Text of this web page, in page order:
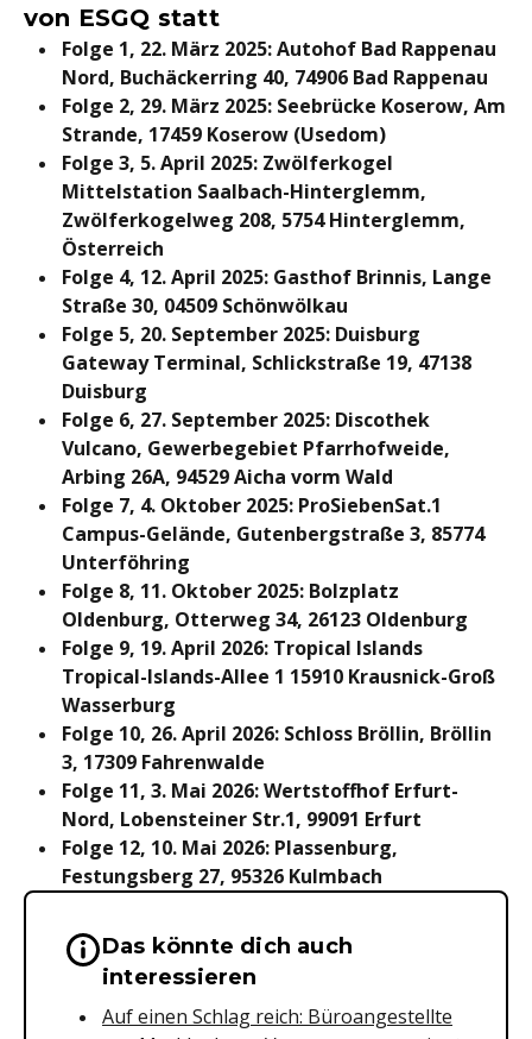
von ESGQ statt
Folge 1, 22. März 2025: Autohof Bad Rappenau
Nord, Buchäckerring 40, 74906 Bad Rappenau
Folge 2, 29. März 2025: Seebrücke Koserow, Am
Strande, 17459 Koserow (Usedom)
Folge 3, 5. April 2025: Zwölferkogel
Mittelstation Saalbach-Hinterglemm,
Zwölferkogelweg 208, 5754 Hinterglemm,
Österreich
Folge 4, 12. April 2025: Gasthof Brinnis, Lange
Straße 30, 04509 Schönwölkau
Folge 5, 20. September 2025: Duisburg
Gateway Terminal, Schlickstraße 19, 47138
Duisburg
Folge 6, 27. September 2025: Discothek
Vulcano, Gewerbegebiet Pfarrhofweide,
Arbing 26A, 94529 Aicha vorm Wald
Folge 7, 4. Oktober 2025: ProSiebenSat.1
Campus-Gelände, Gutenbergstraße 3, 85774
Unterföhring
Folge 8, 11. Oktober 2025: Bolzplatz
Oldenburg, Otterweg 34, 26123 Oldenburg
Folge 9, 19. April 2026: Tropical Islands
Tropical-Islands-Allee 1 15910 Krausnick-Groß
Wasserburg
Folge 10, 26. April 2026: Schloss Bröllin, Bröllin
3, 17309 Fahrenwalde
Folge 11, 3. Mai 2026: Wertstoffhof Erfurt-
Nord, Lobensteiner Str.1, 99091 Erfurt
Folge 12, 10. Mai 2026: Plassenburg,
Festungsberg 27, 95326 Kulmbach
Wichtige Hinweise &
Das könnte dich auch
interessieren
Auf einen Schlag reich: Büroangestellte